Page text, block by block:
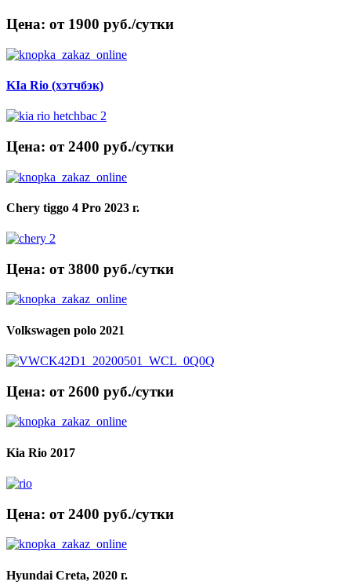
Цена: от 1900 руб./сутки
KIa Rio (хэтчбэк)
Цена: от 2400 руб./сутки
Chery tiggo 4 Pro 2023 г.
Цена: от 3800 руб./сутки
Volkswagen polo 2021
Цена: от 2600 руб./сутки
Kia Rio 2017
Цена: от 2400 руб./сутки
Hyundai Creta, 2020 г.